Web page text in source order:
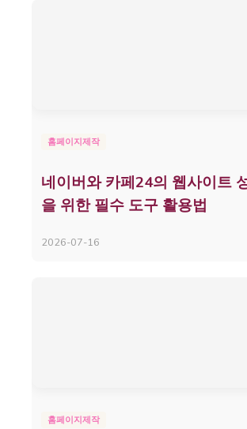
홈페이지제작
네이버와 카페24의 웹사이트
을 위한 필수 도구 활용법
2026-07-16
홈페이지제작